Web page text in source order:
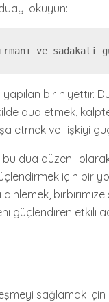
okuyun:
bir niyettir.
dua etmek,
etmek ve ilişkiyi
dua düzenli
için bir
güçlendiren etkili
sağlamak